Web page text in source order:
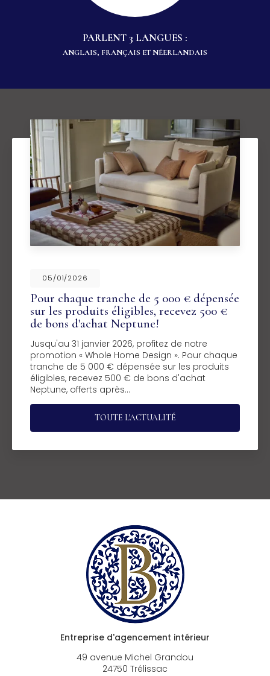
PARLENT 3 LANGUES :
ANGLAIS, FRANÇAIS ET NÉERLANDAIS
05/01/2026
Pour chaque tranche de 5 000 € dépensée
sur les produits éligibles, recevez 500 €
de bons d'achat Neptune!
Jusqu'au 31 janvier 2026, profitez de notre
promotion « Whole Home Design ». Pour chaque
tranche de 5 000 € dépensée sur les produits
éligibles, recevez 500 € de bons d'achat
Neptune, offerts après…
TOUTE L'ACTUALITÉ
Entreprise d'agencement intérieur
49 avenue Michel Grandou
24750 Trélissac